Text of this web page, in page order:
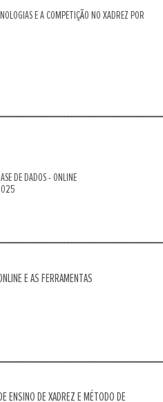
E A COMPETIÇÃO NO XADREZ POR
DE DADOS - ONLINE
E AS FERRAMENTAS
ENSINO DE XADREZ E MÉTODO DE